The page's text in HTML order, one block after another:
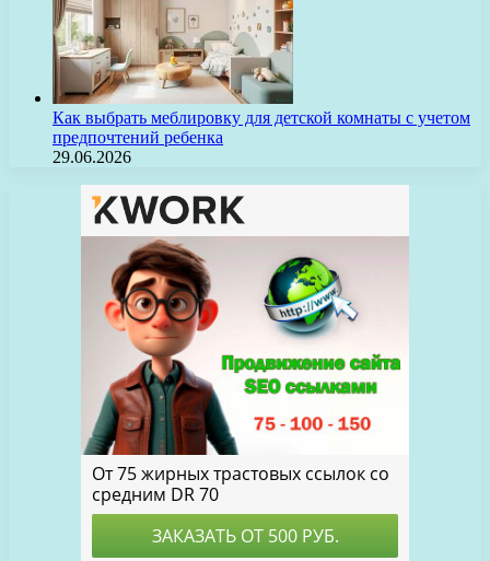
Как выбрать меблировку для детской комнаты с учетом
предпочтений ребенка
29.06.2026